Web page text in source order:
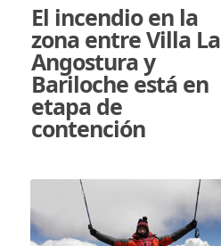
El incendio en la
zona entre Villa La
Angostura y
Bariloche está en
etapa de
contención